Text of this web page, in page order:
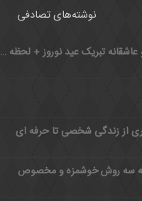
نوشته‌های تصادفی
شعر و متن ادبی و عاشقانه تبریک عید نوروز + لحظه تحویل سال نو 1401
از زندگی شخصی تا حرفه ای
سه روش خوشمزه و مخصوص